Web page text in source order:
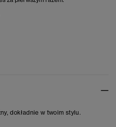
dokładnie w twoim stylu.